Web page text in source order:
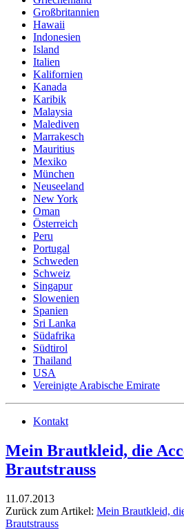
Großbritannien
Hawaii
Indonesien
Island
Italien
Kalifornien
Kanada
Karibik
Malaysia
Malediven
Marrakesch
Mauritius
Mexiko
München
Neuseeland
New York
Oman
Österreich
Peru
Portugal
Schweden
Schweiz
Singapur
Slowenien
Spanien
Sri Lanka
Südafrika
Südtirol
Thailand
USA
Vereinigte Arabische Emirate
Kontakt
Mein Brautkleid, die
Brautstrauss
11.07.2013
Zurück zum Artikel: Mein Brautkleid,
Brautstrauss